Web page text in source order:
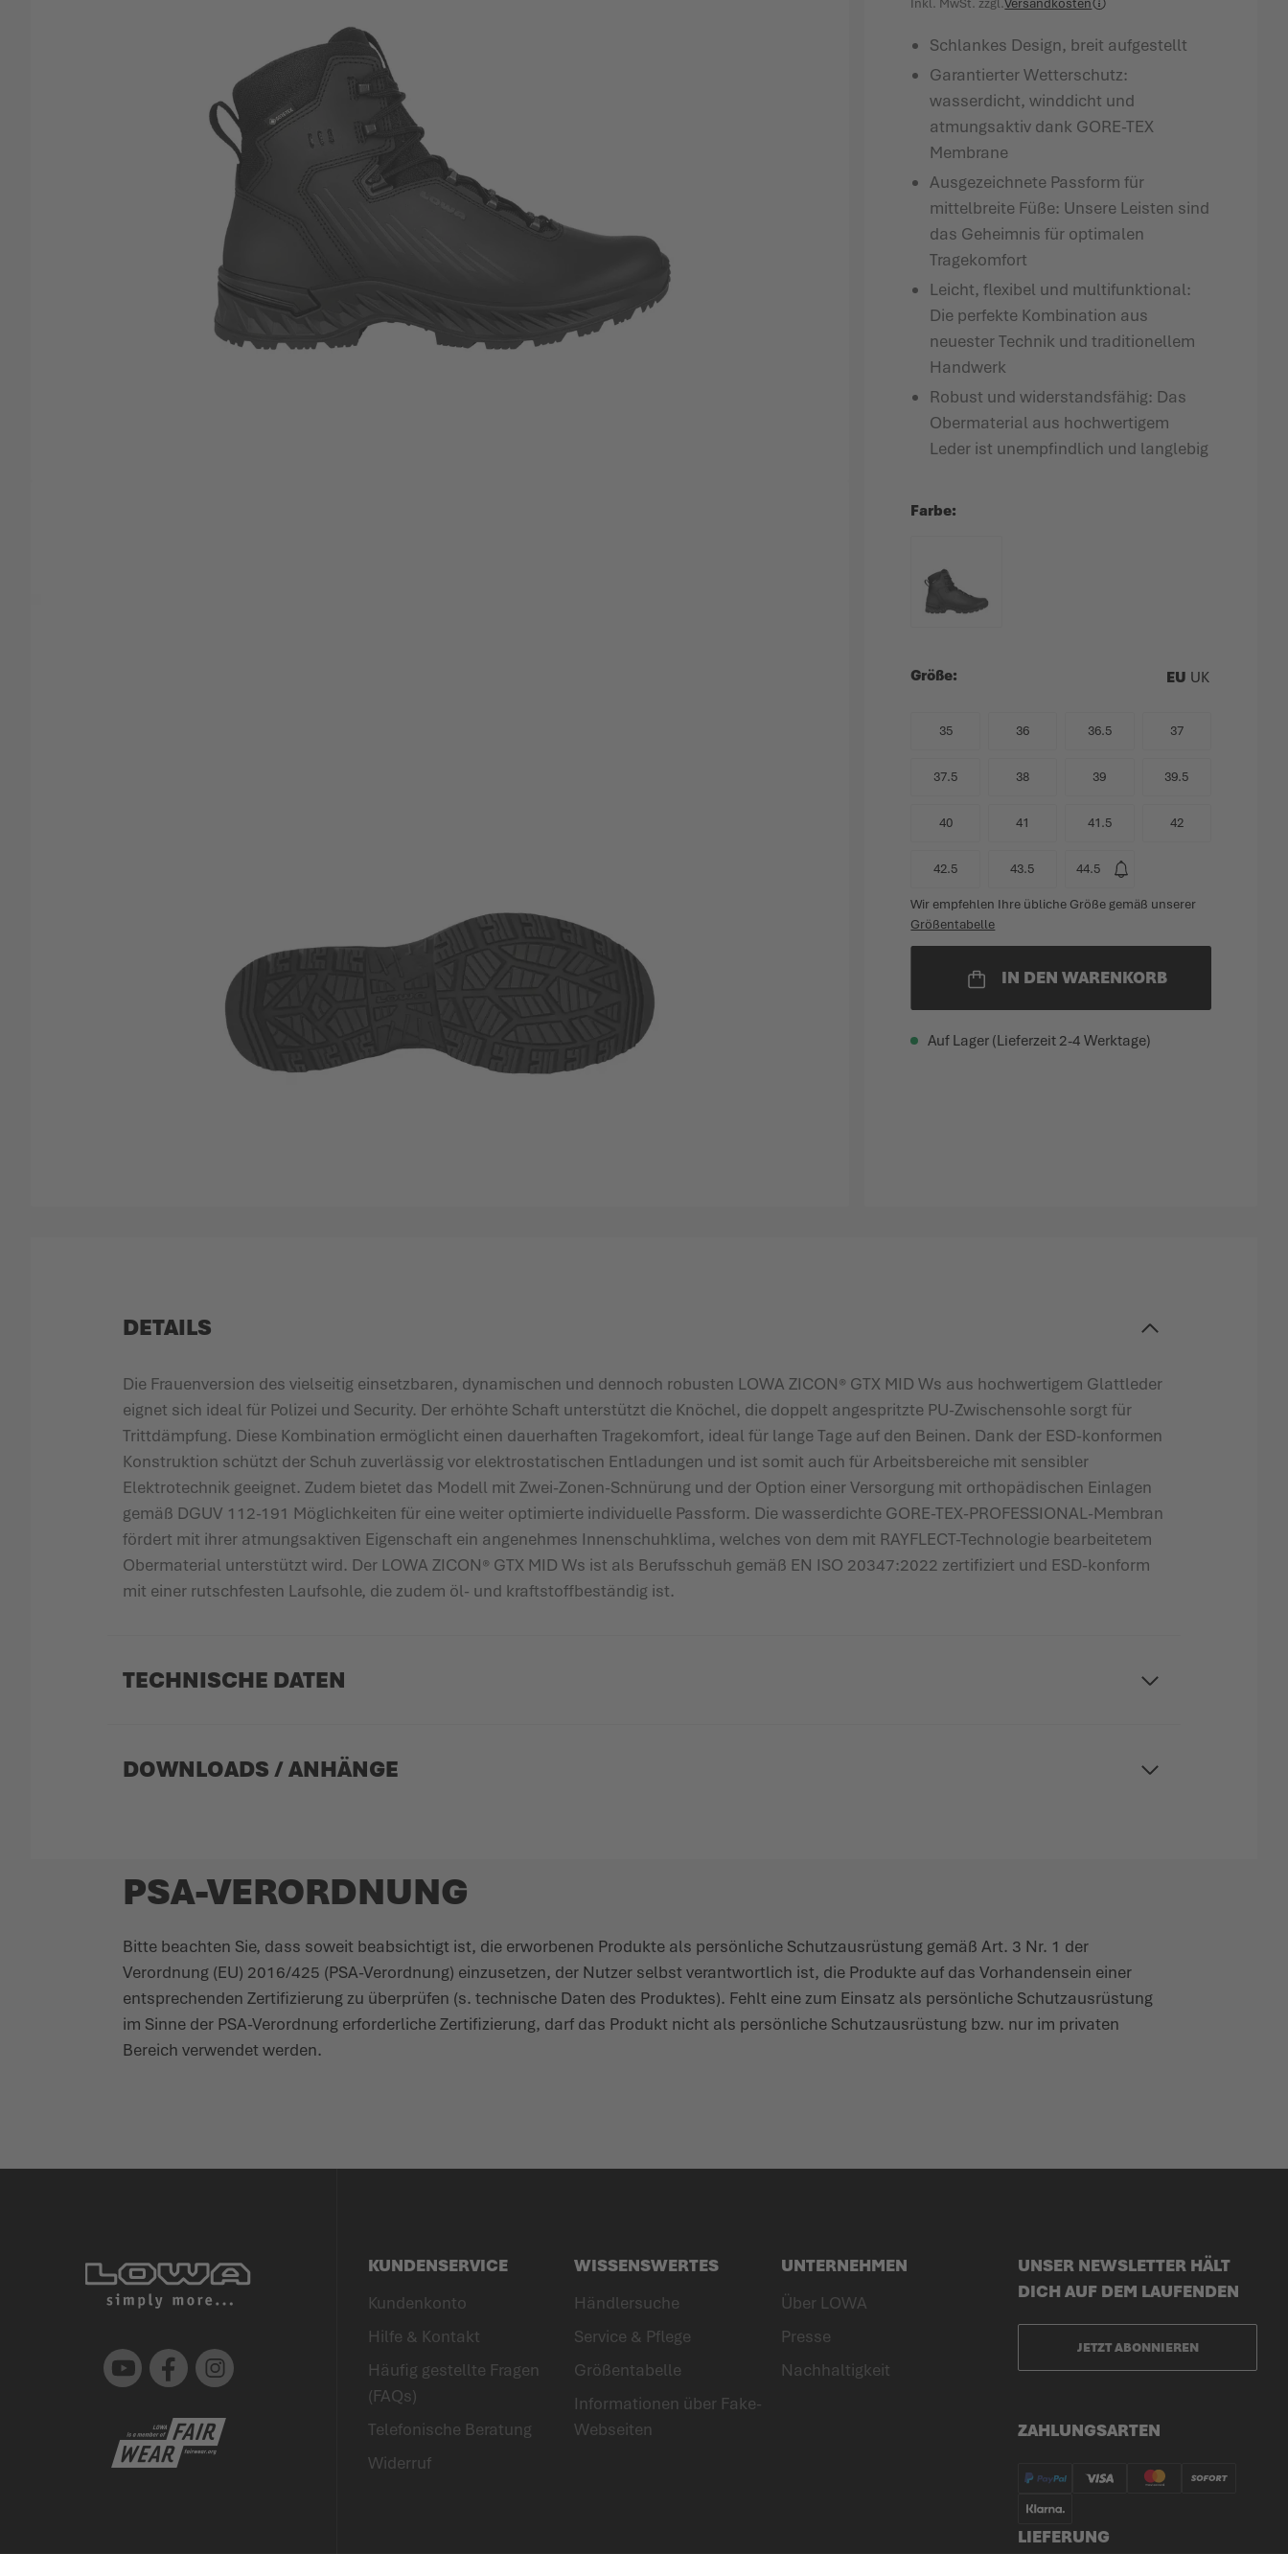
Inkl. MwSt. zzgl.Versandkosten
Schlankes Design, breit aufgestellt
Garantierter Wetterschutz:
wasserdicht, winddicht und
atmungsaktiv dank GORE-TEX
Membrane
Ausgezeichnete Passform für
mittelbreite Füße: Unsere Leisten sind
das Geheimnis für optimalen
Tragekomfort
Leicht, flexibel und multifunktional:
Die perfekte Kombination aus
neuester Technik und traditionellem
Handwerk
Robust und widerstandsfähig: Das
Obermaterial aus hochwertigem
Leder ist unempfindlich und langlebig
Farbe
Größe EU UK
35 36 36.5 37
37.5 38 39 39.5
40 41 41.5 42
42.5 43.5 44.5
Wir empfehlen Ihre übliche Größe gemäß unserer
Größentabelle
IN DEN WARENKORB
Auf Lager (Lieferzeit 2-4 Werktage)
DETAILS
Die Frauenversion des vielseitig einsetzbaren, dynamischen und dennoch robusten LOWA ZICON® GTX MID Ws aus hochwertigem Glattleder
eignet sich ideal für Polizei und Security. Der erhöhte Schaft unterstützt die Knöchel, die doppelt angespritzte PU-Zwischensohle sorgt für
Trittdämpfung. Diese Kombination ermöglicht einen dauerhaften Tragekomfort, ideal für lange Tage auf den Beinen. Dank der ESD-konformen
Konstruktion schützt der Schuh zuverlässig vor elektrostatischen Entladungen und ist somit auch für Arbeitsbereiche mit sensibler
Elektrotechnik geeignet. Zudem bietet das Modell mit Zwei-Zonen-Schnürung und der Option einer Versorgung mit orthopädischen Einlagen
gemäß DGUV 112-191 Möglichkeiten für eine weiter optimierte individuelle Passform. Die wasserdichte GORE-TEX-PROFESSIONAL-Membran
fördert mit ihrer atmungsaktiven Eigenschaft ein angenehmes Innenschuhklima, welches von dem mit RAYFLECT-Technologie bearbeitetem
Obermaterial unterstützt wird. Der LOWA ZICON® GTX MID Ws ist als Berufsschuh gemäß EN ISO 20347:2022 zertifiziert und ESD-konform
mit einer rutschfesten Laufsohle, die zudem öl- und kraftstoffbeständig ist.
TECHNISCHE DATEN
DOWNLOADS / ANHÄNGE
PSA-VERORDNUNG
Bitte beachten Sie, dass soweit beab­sichtigt ist, die erworbenen Produkte als persönliche Schutz­aus­rüstung gemäß Art. 3 Nr. 1 der
Verordnung (EU) 2016/425 (PSA-Verordnung) einzu­setzen, der Nutzer selbst verant­wortlich ist, die Produkte auf das Vorhan­densein einer
entspre­chenden Zerti­fi­zierung zu über­prüfen (s. tech­nische Daten des Produktes). Fehlt eine zum Einsatz als persönliche Schutz­aus­rüstung
im Sinne der PSA-Verordnung erfor­derliche Zerti­fi­zierung, darf das Produkt nicht als persönliche Schutz­aus­rüstung bzw. nur im privaten
Bereich verwendet werden.
Youtube Facebook Instagram
KUNDENSERVICE
Kundenkonto
Hilfe & Kontakt
Häufig gestellte Fragen
(FAQs)
Telefonische Beratung
Widerruf
WISSENSWERTES
Händlersuche
Service & Pflege
Größentabelle
Informationen über Fake-
Webseiten
UNTERNEHMEN
Über LOWA
Presse
Nachhaltigkeit
ZAHLUNGSARTEN
LIEFERUNG
UNSER NEWSLETTER HÄLT
DICH AUF DEM LAUFENDEN
JETZT ABONNIEREN